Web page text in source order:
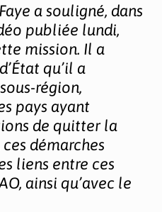
a souligné, dans
publiée lundi,
mission. Il a
qu’il a
région,
pays ayant
de quitter la
ces démarches
liens entre ces
ainsi qu’avec le